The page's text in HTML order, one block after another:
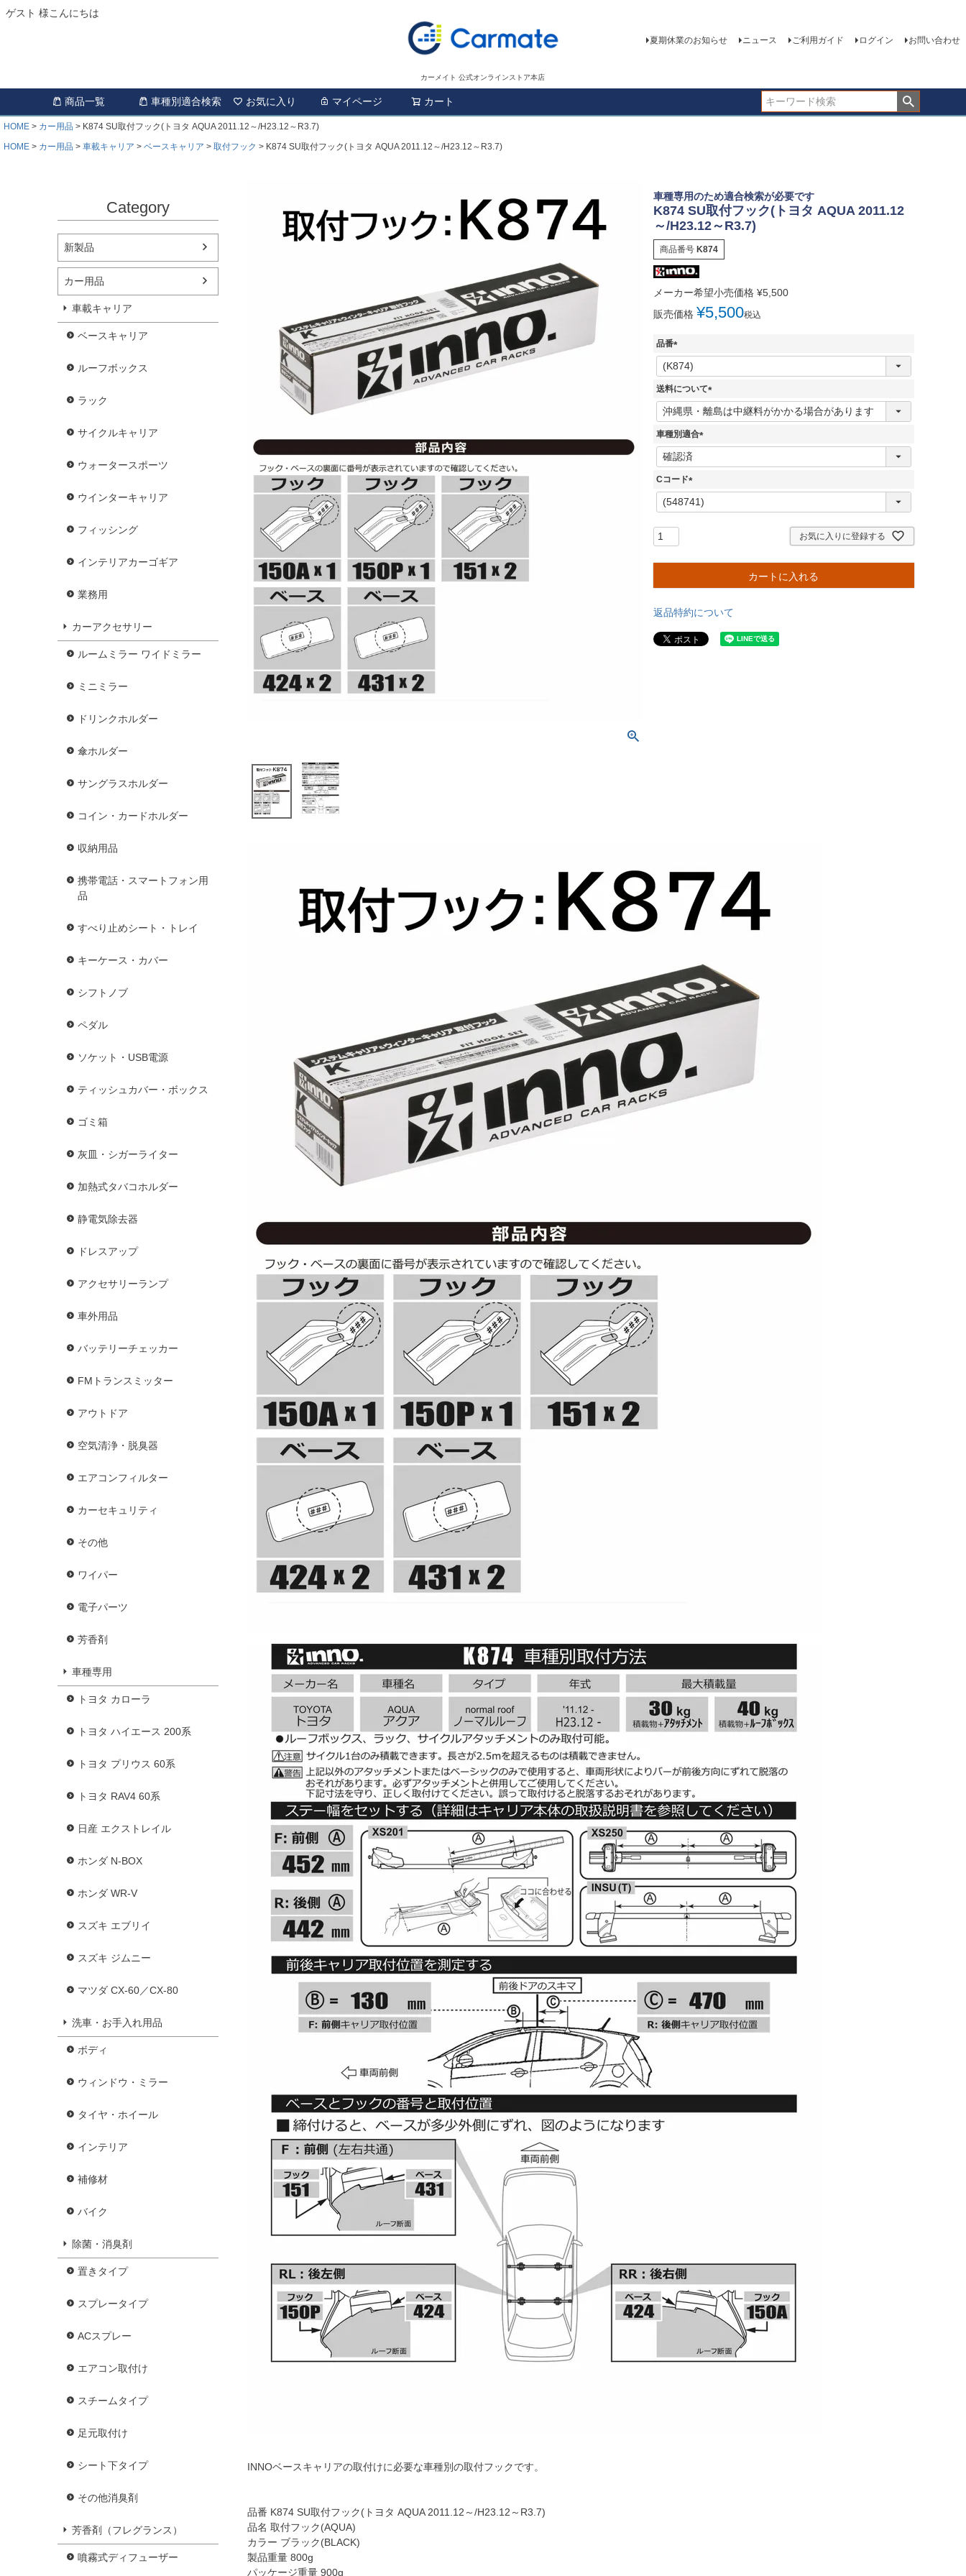
ゲスト 様こんにちは
カーメイト 公式オンラインストア本店
夏期休業のお知らせ ニュース ご利用ガイド ログイン お問い合わせ
商品一覧 車種別適合検索 お気に入り マイページ カート
HOME カー用品
K874 SU取付フック(トヨタ AQUA 2011.12～/H23.12～R3.7)
HOME
カー用品 車載キャリア ベースキャリア 取付フック K874 SU取付フック(トヨタ AQUA 2011.12～/H23.12～R3.7)
Category
新製品
カー用品
車載キャリア
ベースキャリア
ルーフボックス
ラック
サイクルキャリア
ウォータースポーツ
ウインターキャリア
フィッシング
インテリアカーゴギア
業務用
カーアクセサリー
ルームミラー ワイドミラー
ミニミラー
ドリンクホルダー
傘ホルダー
サングラスホルダー
コイン・カードホルダー
収納用品
携帯電話・スマートフォン用
品
すべり止めシート・トレイ
キーケース・カバー
シフトノブ
ペダル
ソケット・USB電源
ティッシュカバー・ボックス
ゴミ箱
灰皿・シガーライター
加熱式タバコホルダー
静電気除去器
ドレスアップ
アクセサリーランプ
車外用品
バッテリーチェッカー
FMトランスミッター
アウトドア
空気清浄・脱臭器
エアコンフィルター
カーセキュリティ
その他
ワイパー
電子パーツ
芳香剤
車種専用
トヨタ カローラ
トヨタ ハイエース 200系
トヨタ プリウス 60系
トヨタ RAV4 60系
日産 エクストレイル
ホンダ N-BOX
ホンダ WR-V
スズキ エブリイ
スズキ ジムニー
マツダ CX-60／CX-80
洗車・お手入れ用品
ボディ
ウィンドウ・ミラー
タイヤ・ホイール
インテリア
補修材
バイク
除菌・消臭剤
置きタイプ
スプレータイプ
ACスプレー
エアコン取付け
スチームタイプ
足元取付け
シート下タイプ
その他消臭剤
芳香剤（フレグランス）
噴霧式ディフューザー
車種専用のため適合検索が必要です
K874 SU取付フック(トヨタ AQUA 2011.12
～/H23.12～R3.7)
商品番号 K874
メーカー希望小売価格 ¥5,500
販売価格 ¥5,500税込
品番
(
必
須
送料について
(
必
車種別適合
(
Cコード
(
必
お気に入りに登録する
カートに入れる
返品特約について
INNOベースキャリアの取付けに必要な車種別の取付フックです。
品番 K874 SU取付フック(トヨタ AQUA 2011.12～/H23.12～R3.7)
品名 取付フック(AQUA)
カラー ブラック(BLACK)
製品重量 800g
パッケージ重量 900g